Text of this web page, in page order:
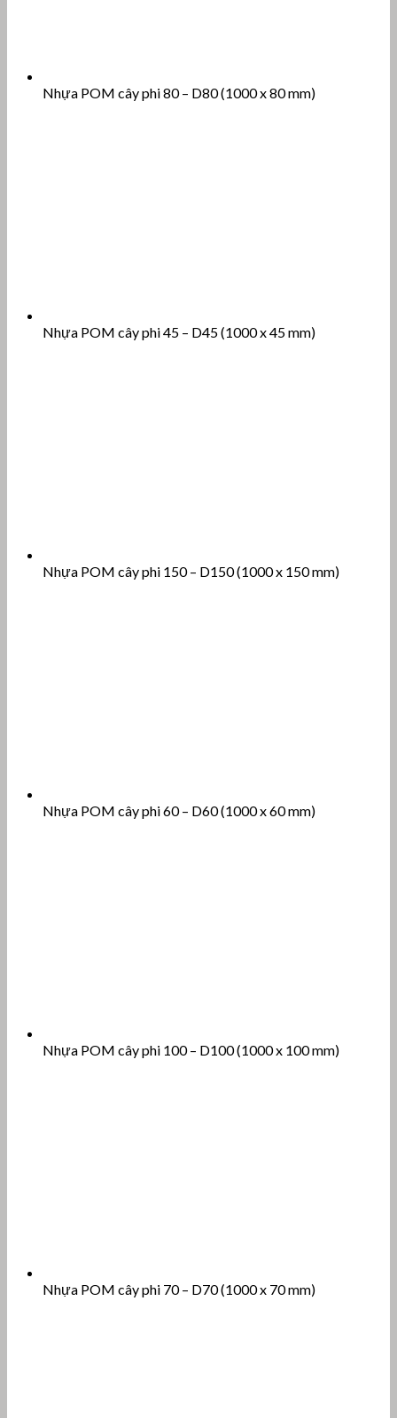
Nhựa POM cây phi 80 – D80 (1000 x 80 mm)
Nhựa POM cây phi 45 – D45 (1000 x 45 mm)
Nhựa POM cây phi 150 – D150 (1000 x 150 mm)
Nhựa POM cây phi 60 – D60 (1000 x 60 mm)
Nhựa POM cây phi 100 – D100 (1000 x 100 mm)
Nhựa POM cây phi 70 – D70 (1000 x 70 mm)